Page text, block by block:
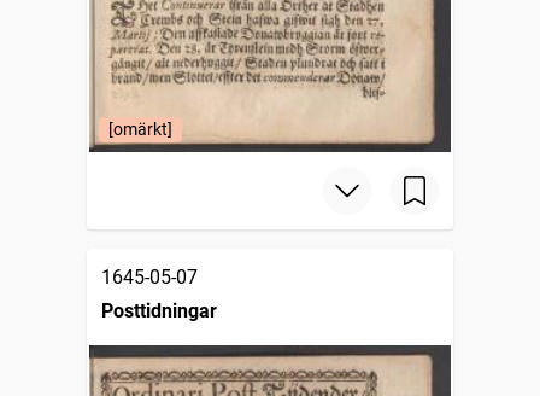
[omärkt]
1645-05-07
Posttidningar